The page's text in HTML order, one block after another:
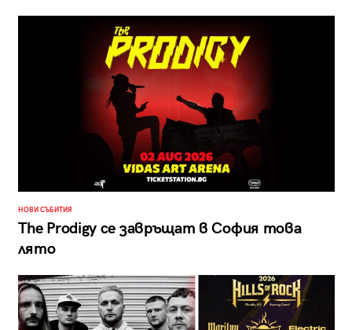
НОВИ СЪБИТИЯ
The Prodigy се завръщат в София това
лято